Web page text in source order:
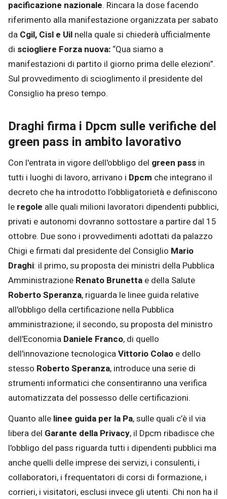
pacificazione nazionale. Rincara la dose facendo
riferimento alla manifestazione organizzata per sabato
da Cgil, Cisl e Uil nella quale si chiederà ufficialmente
di sciogliere Forza nuova: “Qua siamo a
manifestazioni di partito il giorno prima delle elezioni”.
Sul provvedimento di scioglimento il presidente del
Consiglio ha preso tempo.
Draghi firma i Dpcm sulle verifiche del
green pass in ambito lavorativo
Con l'entrata in vigore dell'obbligo del green pass in
tutti i luoghi di lavoro, arrivano i Dpcm che integrano il
decreto che ha introdotto l’obbligatorietà e definiscono
le regole alle quali milioni lavoratori dipendenti pubblici,
privati e autonomi dovranno sottostare a partire dal 15
ottobre. Due sono i provvedimenti adottati da palazzo
Chigi e firmati dal presidente del Consiglio Mario
Draghi: il primo, su proposta dei ministri della Pubblica
Amministrazione Renato Brunetta e della Salute
Roberto Speranza, riguarda le linee guida relative
all'obbligo della certificazione nella Pubblica
amministrazione; il secondo, su proposta del ministro
dell'Economia Daniele Franco, di quello
dell'innovazione tecnologicaVittorio Colao e dello
stesso RobertoSperanza, introduce una serie di
strumenti informatici che consentiranno una verifica
automatizzata del possesso delle certificazioni.
Quanto alle linee guida per la Pa, sulle quali c’è il via
libera del Garante della Privacy, il Dpcm ribadisce che
l'obbligo del pass riguarda tutti i dipendenti pubblici ma
anche quelli delle imprese dei servizi, i consulenti, i
collaboratori, i frequentatori di corsi di formazione, i
corrieri, i visitatori, esclusi invece gli utenti. Chi non ha il